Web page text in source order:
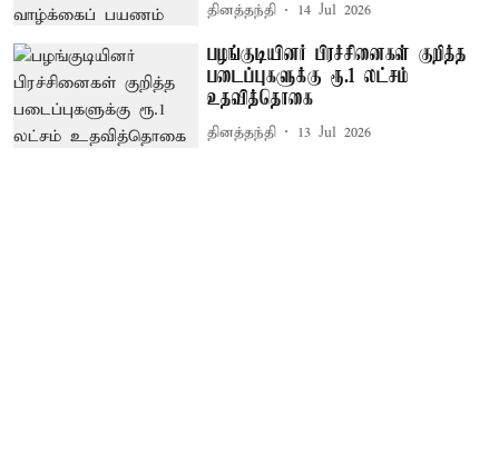
தினத்தந்தி 14 Jul 2026
பழங்குடியினர் பிரச்சினைகள் குறித்த
படைப்புகளுக்கு ரூ.1 லட்சம்
உதவித்தொகை
தினத்தந்தி 13 Jul 2026